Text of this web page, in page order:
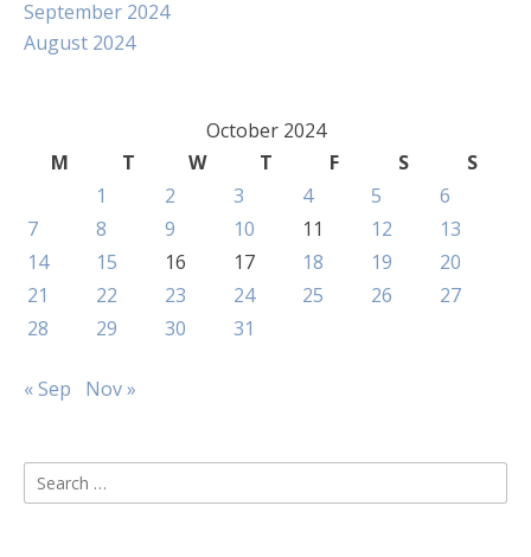
September 2024
August 2024
October 2024
M
T W T F S
S
1
2 3 4 5
6
7
8 9 10 11 12
13
14
15 16 17 18 19
20
21
22 23 24 25 26
27
28
29 30 31
« Sep Nov »
Search
for: